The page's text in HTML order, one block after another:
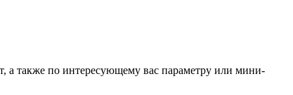
а также по интересующему вас параметру или мини-